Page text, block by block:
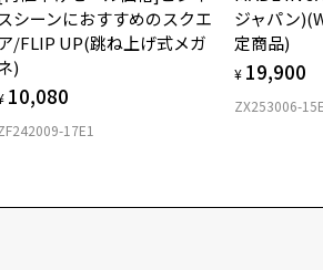
シーンにおすすめのスクエ
ア/FLIP UP(跳ね上げ式メガ
)
10,080
17E1
ジャパン
定商品)
¥ 19,900
ZX253006-